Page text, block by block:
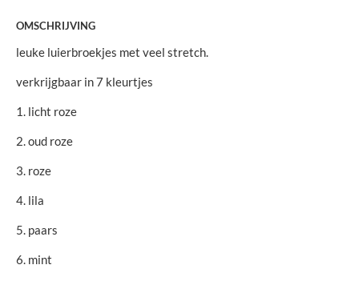
OMSCHRIJVING
leuke luierbroekjes met veel stretch.
verkrijgbaar in 7 kleurtjes
1. licht roze
2. oud roze
3. roze
4. lila
5. paars
6. mint